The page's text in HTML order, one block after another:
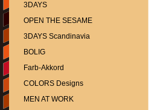
3DAYS
OPEN THE SESAME
3DAYS Scandinavia
BOLIG
Farb-Akkord
COLORS Designs
MEN AT WORK